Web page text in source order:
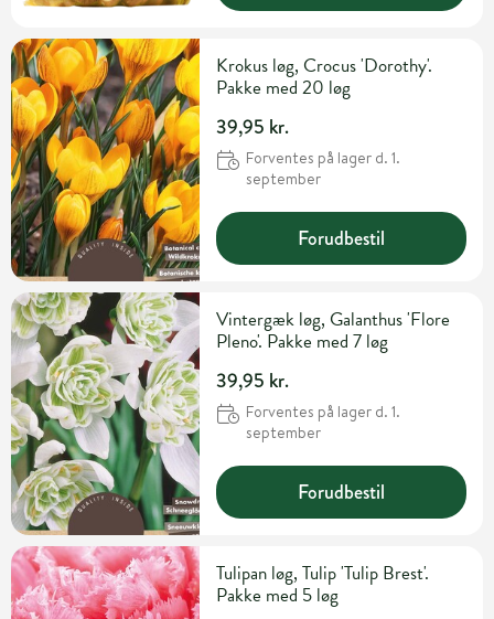
Krokus løg, Crocus 'Dorothy'.
Pakke med 20 løg
39,95 kr.
Forventes på lager d. 1.
september
Forudbestil
Vintergæk løg, Galanthus 'Flore
Pleno'. Pakke med 7 løg
39,95 kr.
Forventes på lager d. 1.
september
Forudbestil
Tulipan løg, Tulip 'Tulip Brest'.
Pakke med 5 løg